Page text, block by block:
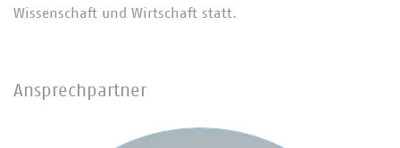
Wissenschaft und Wirtschaft statt.
Ansprechpartner